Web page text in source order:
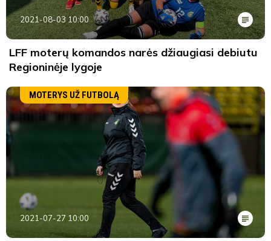
2021-08-03 10:00
LFF moterų komandos narės džiaugiasi debiutu
Regioninėje lygoje
MOTERYS UŽ FUTBOLĄ
2021-07-27 10:00